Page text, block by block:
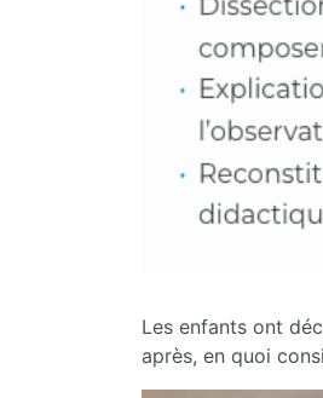
Les enfants ont
après, en quoi